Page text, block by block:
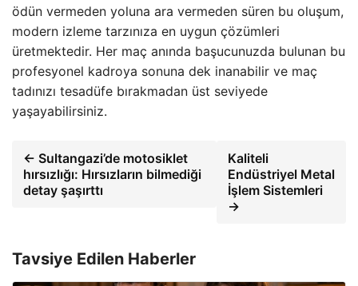
ödün vermeden yoluna ara vermeden süren bu oluşum,
modern izleme tarzınıza en uygun çözümleri
üretmektedir. Her maç anında başucunuzda bulunan bu
profesyonel kadroya sonuna dek inanabilir ve maç
tadınızı tesadüfe bırakmadan üst seviyede
yaşayabilirsiniz.
← Sultangazi’de motosiklet
hırsızlığı: Hırsızların bilmediği
detay şaşırttı
Kaliteli
Endüstriyel Metal
İşlem Sistemleri
→
Tavsiye Edilen Haberler